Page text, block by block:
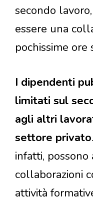
secondo
essere una
pochissime ore
I dipendenti
limitati sul
agli altri
settore privato
infatti,
collaborazioni
attività